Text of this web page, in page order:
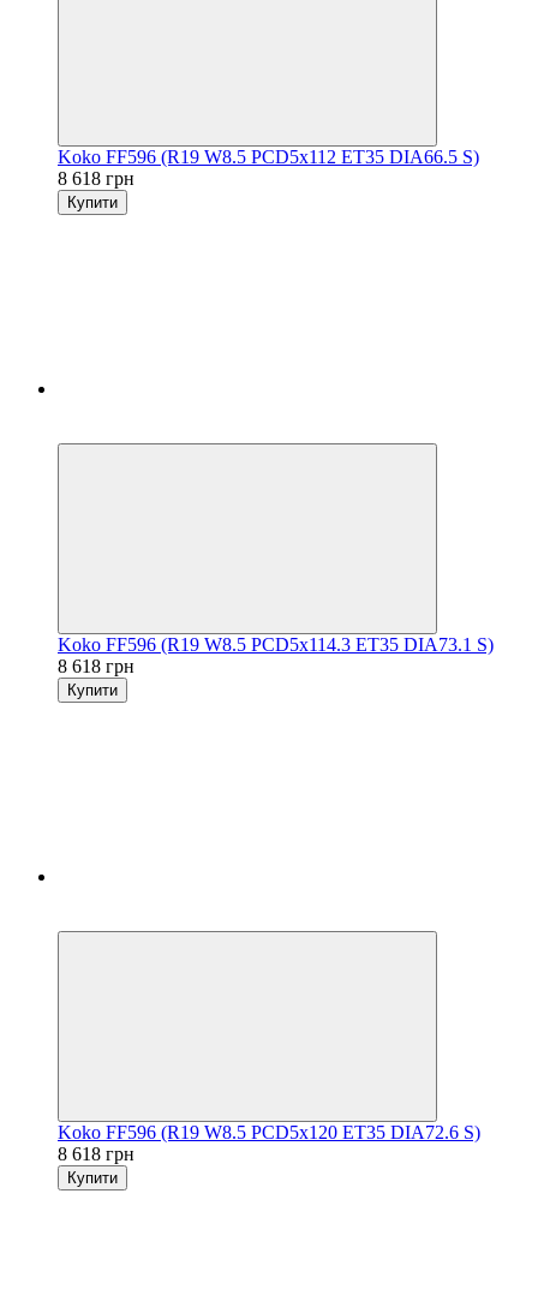
Koko FF596 (R19 W8.5 PCD5x112 ET35 DIA66.5 S)
8 618 грн
Купити
Koko FF596 (R19 W8.5 PCD5x114.3 ET35 DIA73.1 S)
8 618 грн
Купити
Koko FF596 (R19 W8.5 PCD5x120 ET35 DIA72.6 S)
8 618 грн
Купити